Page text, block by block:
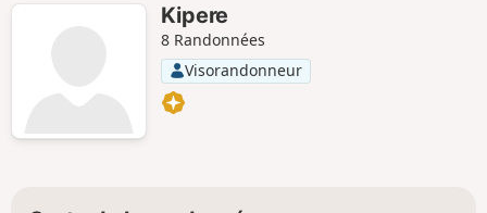
Kipere
8 Randonnées
Visorandonneur